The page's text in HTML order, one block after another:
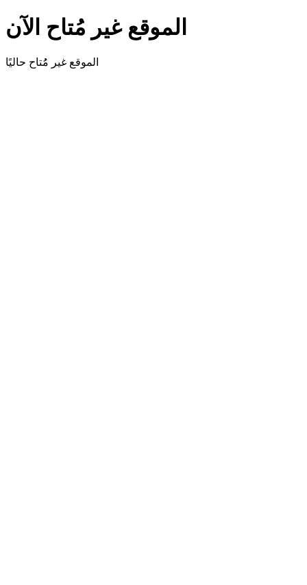
الموقع غير مُتاح الآن
الموقع غير مُُتاح حاليًا